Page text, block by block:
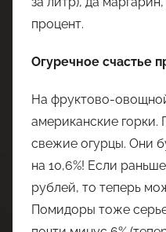
процент.
Огуречное счастье
На фруктово-
американские горки.
свежие огурцы. Они
на 10,6%! Если
рублей, то теперь
Помидоры тоже